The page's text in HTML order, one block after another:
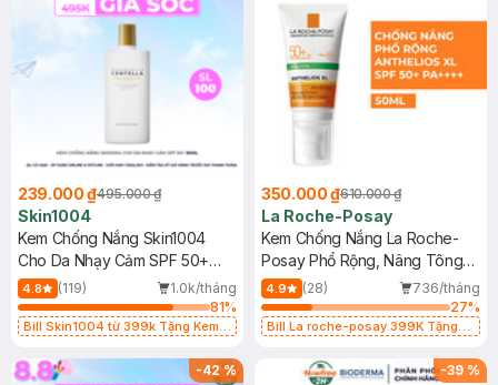
239.000 ₫495.000 ₫
Skin1004
Kem Chống Nắng Skin1004
Cho Da Nhạy Cảm SPF 50+
50ml
4.8 (119)
1.0k/tháng
81%
Bill Skin1004 từ 399k Tặng Kem
SPF 50+ 20ml (SL Có Hạn)
350.000 ₫610.000 ₫
La Roche-Posay
Kem Chống Nắng La Roche-
Posay Phổ Rộng, Nâng Tông
Kiềm Dầu 50ml
4.9 (28)
736/tháng
27%
Bill La roche-posay 399K Tặng
(SL có hạn)
-42% -39 %